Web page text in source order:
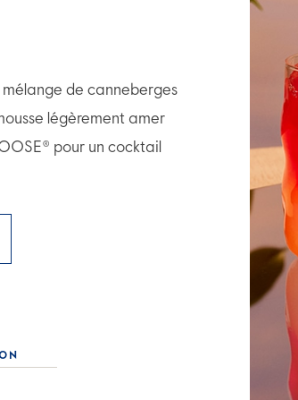
mélange de canneberges
légèrement amer
pour un cocktail